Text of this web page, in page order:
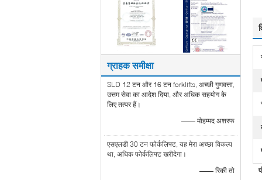
ग्राहक समीक्षा
SLD 12 टन और 16 टन forklifts, अच्छी गुणवत्ता,
उत्तम सेवा का आदेश दिया, और अधिक सहयोग के
लिए तत्पर हैं।
—— मोहम्मद अशरफ
एसएलडी 30 टन फोर्कलिफ्ट, यह मेरा अच्छा विकल्प
था, अधिक फोर्कलिफ्ट खरीदेगा।
—— रिकी तो